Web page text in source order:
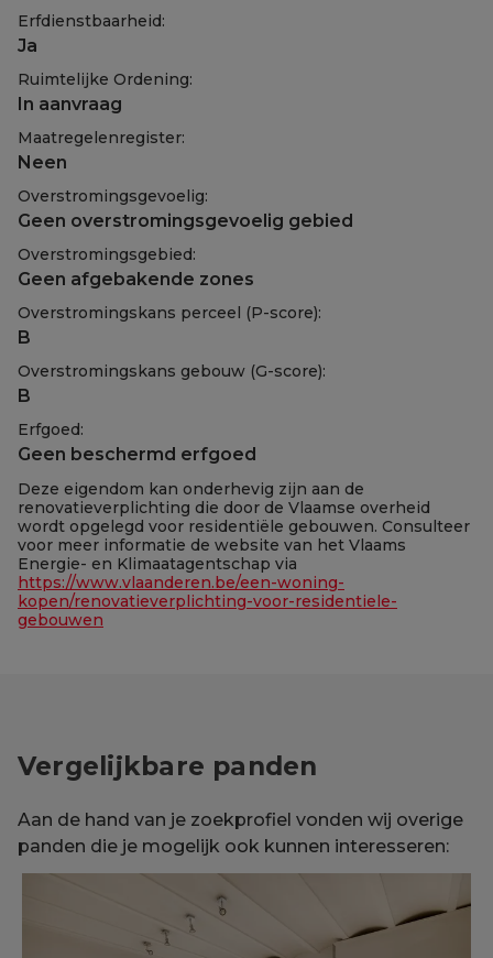
Erfdienstbaarheid:
Ja
Ruimtelijke Ordening:
In aanvraag
Maatregelenregister:
Neen
Overstromingsgevoelig:
Geen overstromingsgevoelig gebied
Overstromingsgebied:
Geen afgebakende zones
Overstromingskans perceel (P-score):
B
Overstromingskans gebouw (G-score):
B
Erfgoed:
Geen beschermd erfgoed
Deze eigendom kan onderhevig zijn aan de
renovatieverplichting die door de Vlaamse overheid
wordt opgelegd voor residentiële gebouwen. Consulteer
voor meer informatie de website van het Vlaams
Energie- en Klimaatagentschap via
https://www.vlaanderen.be/een-woning-
kopen/renovatieverplichting-voor-residentiele-
gebouwen
Vergelijkbare panden
Aan de hand van je zoekprofiel vonden wij overige
panden die je mogelijk ook kunnen interesseren: